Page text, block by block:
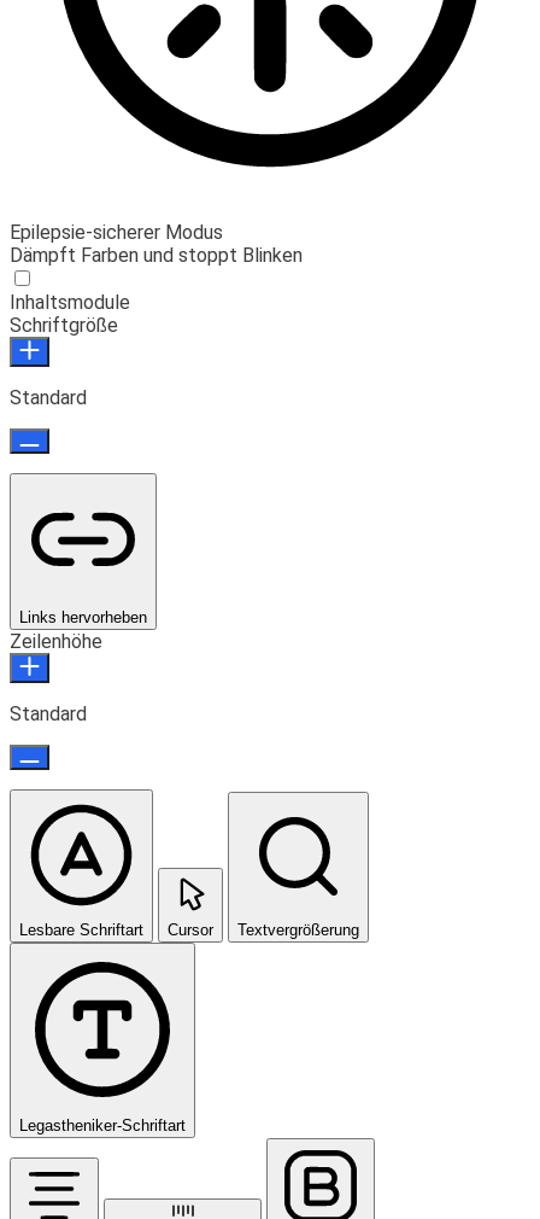
Epilepsie-sicherer Modus
Dämpft Farben und stoppt Blinken
Inhaltsmodule
Schriftgröße
Standard
Links hervorheben
Zeilenhöhe
Standard
Lesbare Schriftart Cursor Textvergrößerung
Legastheniker-Schriftart